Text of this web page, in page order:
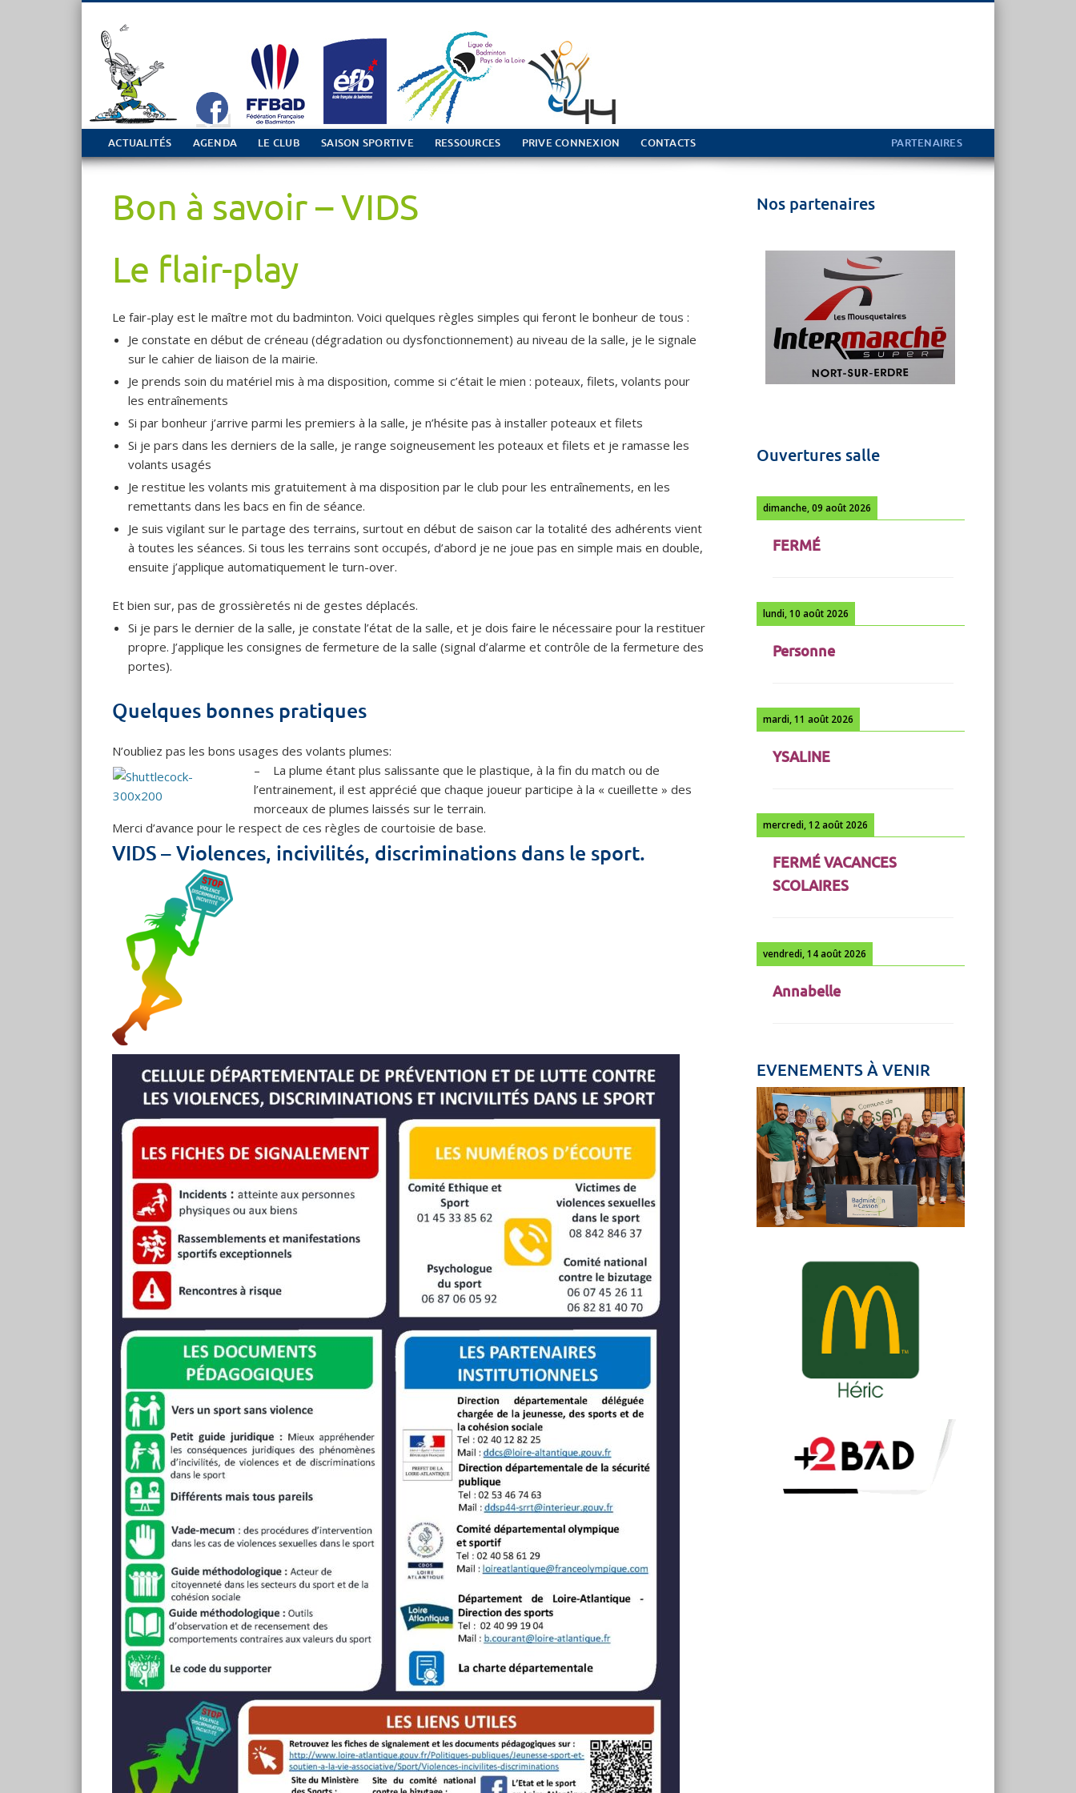
Tout sur le club de Badminton à Casson
ACTUALITÉS AGENDA LE CLUB SAISON SPORTIVE RESSOURCES PRIVE CONNEXION CONTACTS PARTENAIRES
Bon à savoir – VIDS
Le flair-play
Le fair-play est le maître mot du badminton. Voici quelques règles simples qui feront le bonheur de tous :
Je constate en début de créneau (dégradation ou dysfonctionnement) au niveau de la salle, je le signale
sur le cahier de liaison de la mairie.
Je prends soin du matériel mis à ma disposition, comme si c’était le mien : poteaux, filets, volants pour
les entraînements
Si par bonheur j’arrive parmi les premiers à la salle, je n’hésite pas à installer poteaux et filets
Si je pars dans les derniers de la salle, je range soigneusement les poteaux et filets et je ramasse les
volants usagés
Je restitue les volants mis gratuitement à ma disposition par le club pour les entraînements, en les
remettants dans les bacs en fin de séance.
Je suis vigilant sur le partage des terrains, surtout en début de saison car la totalité des adhérents vient
à toutes les séances. Si tous les terrains sont occupés, d’abord je ne joue pas en simple mais en double,
ensuite j’applique automatiquement le turn-over.
Et bien sur, pas de grossièretés ni de gestes déplacés.
Si je pars le dernier de la salle, je constate l’état de la salle, et je dois faire le nécessaire pour la restituer
propre. J’applique les consignes de fermeture de la salle (signal d’alarme et contrôle de la fermeture des
portes).
Quelques bonnes pratiques
N’oubliez pas les bons usages des volants plumes:
– La plume étant plus salissante que le plastique, à la fin du match ou de
l’entrainement, il est apprécié que chaque joueur participe à la « cueillette » des
morceaux de plumes laissés sur le terrain.
Merci d’avance pour le respect de ces règles de courtoisie de base.
VIDS – Violences, incivilités, discriminations dans le sport.
Nos partenaires
Ouvertures salle
dimanche, 09 août 2026
FERMÉ
lundi, 10 août 2026
Personne
mardi, 11 août 2026
YSALINE
mercredi, 12 août 2026
FERMÉ VACANCES
SCOLAIRES
vendredi, 14 août 2026
Annabelle
EVENEMENTS À VENIR